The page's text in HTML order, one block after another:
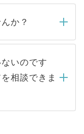
のある医療機
が殺到する場
合った人材の
ケースが増え
一切ありませ
定をいただい
ん。内定先へ
トナーが行い
か？
ありませんの
トからの登録
個人情報は、
び転職活動の
。お預かりし
ご本人の許可
いのです
相談できま